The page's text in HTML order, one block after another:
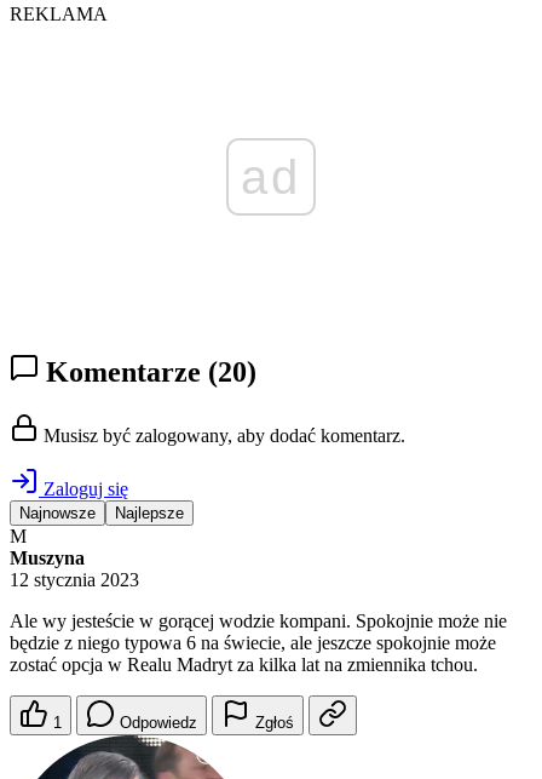
REKLAMA
ad
Komentarze (20)
Musisz być zalogowany, aby dodać komentarz.
Zaloguj się
Najnowsze Najlepsze
M
Muszyna
12 stycznia 2023
Ale wy jesteście w gorącej wodzie kompani. Spokojnie może nie
będzie z niego typowa 6 na świecie, ale jeszcze spokojnie może
zostać opcja w Realu Madryt za kilka lat na zmiennika tchou.
1 Odpowiedz Zgłoś